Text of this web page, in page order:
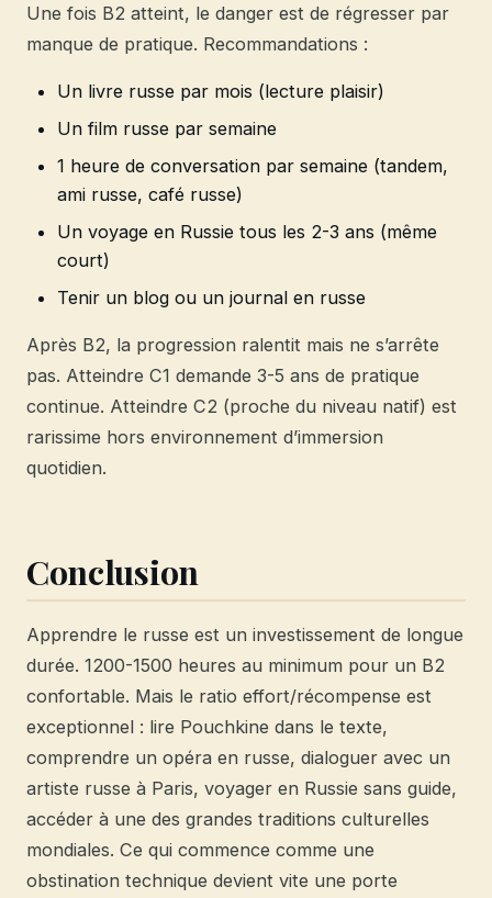
Une fois B2 atteint, le danger est de régresser par
manque de pratique. Recommandations :
Un livre russe par mois (lecture plaisir)
Un film russe par semaine
1 heure de conversation par semaine (tandem,
ami russe, café russe)
Un voyage en Russie tous les 2-3 ans (même
court)
Tenir un blog ou un journal en russe
Après B2, la progression ralentit mais ne s’arrête
pas. Atteindre C1 demande 3-5 ans de pratique
continue. Atteindre C2 (proche du niveau natif) est
rarissime hors environnement d’immersion
quotidien.
Conclusion
Apprendre le russe est un investissement de longue
durée. 1200-1500 heures au minimum pour un B2
confortable. Mais le ratio effort/récompense est
exceptionnel : lire Pouchkine dans le texte,
comprendre un opéra en russe, dialoguer avec un
artiste russe à Paris, voyager en Russie sans guide,
accéder à une des grandes traditions culturelles
mondiales. Ce qui commence comme une
obstination technique devient vite une porte